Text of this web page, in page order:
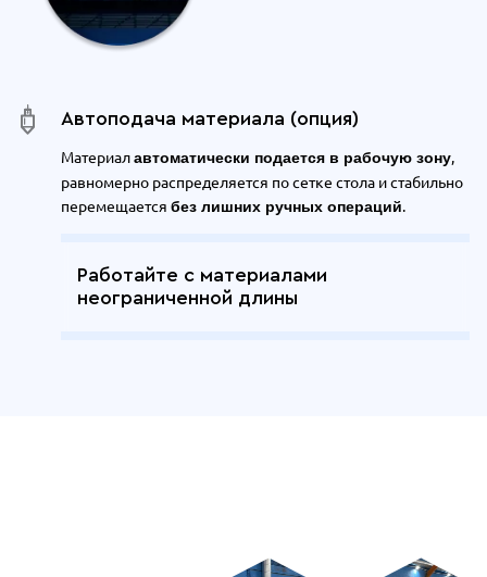
Автоподача материала (опция)
Материалавтоматически подается в рабочую зону,
равномерно распределяется по сетке стола и стабильно
перемещается без лишних ручных операций.
Работайте с материалами
неограниченной длины